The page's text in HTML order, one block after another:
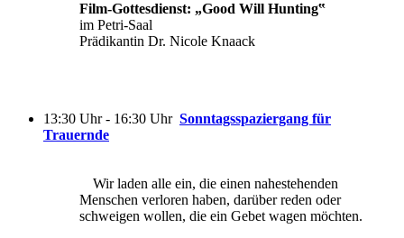
Film-Gottesdienst: „Good Will Hunting‟
im Petri-Saal
Prädikantin Dr. Nicole Knaack
13:30 Uhr - 16:30 Uhr Sonntagsspaziergang für
Trauernde
Wir laden alle ein, die einen nahestehenden
Menschen verloren haben, darüber reden oder
schweigen wollen, die ein Gebet wagen möchten.